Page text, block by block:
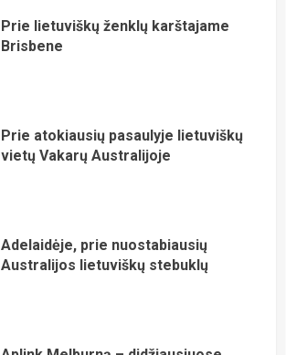
Prie lietuviškų ženklų karštajame
Brisbene
Prie atokiausių pasaulyje lietuviškų
vietų Vakarų Australijoje
Adelaidėje, prie nuostabiausių
Australijos lietuviškų stebuklų